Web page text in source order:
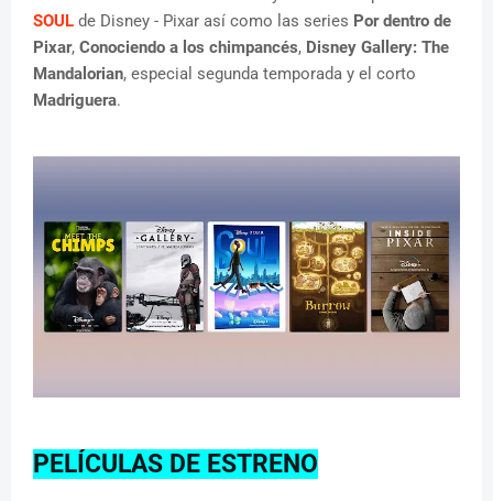
SOUL de Disney - Pixar así como las series Por dentro de
Pixar, Conociendo a los chimpancés, Disney Gallery: The
Mandalorian, especial segunda temporada y el corto
Madriguera.
PELÍCULAS DE ESTRENO